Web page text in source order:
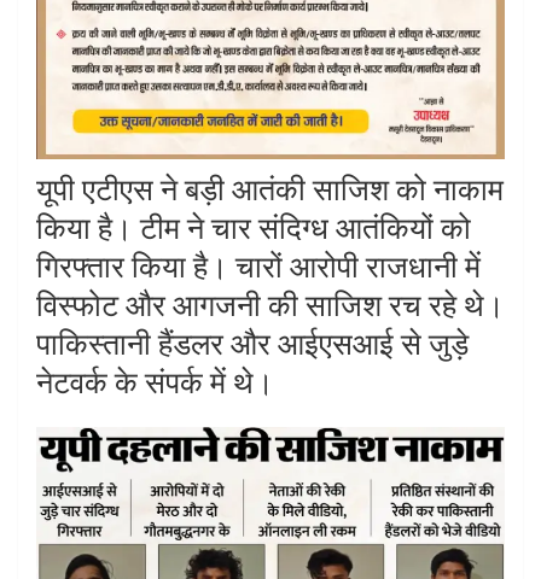
यूपी एटीएस ने बड़ी आतंकी साजिश को नाकाम
किया है। टीम ने चार संदिग्ध आतंकियों को
गिरफ्तार किया है। चारों आरोपी राजधानी में
विस्फोट और आगजनी की साजिश रच रहे थे।
पाकिस्तानी हैंडलर और आईएसआई से जुड़े
नेटवर्क के संपर्क में थे।